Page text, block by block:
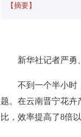
【摘要】
新华社记者严勇
不到一个半小时
题。在云南晋宁花卉
比，效率提高了8倍以